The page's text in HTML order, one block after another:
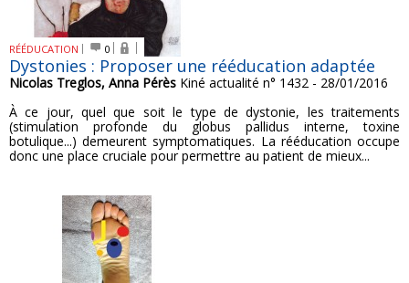
RÉÉDUCATION 0
Dystonies : Proposer une rééducation adaptée
Nicolas Treglos, Anna Pérès Kiné actualité n° 1432 - 28/01/2016
À ce jour, quel que soit le type de dystonie, les traitements
(stimulation profonde du globus pallidus interne, toxine
botulique...) demeurent symptomatiques. La rééducation occupe
donc une place cruciale pour permettre au patient de mieux...